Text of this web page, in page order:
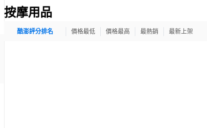
按摩用品
酷澎評分排名 價格最低 價格最高 最熱銷 最新上架